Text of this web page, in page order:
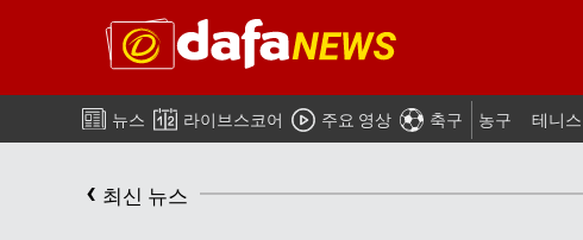
뉴스 라이브스코어 주요 영상 축구 농구 테니스
‹ 최신 뉴스